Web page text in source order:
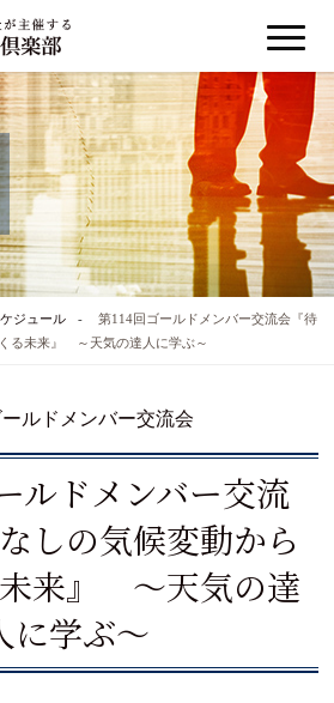
ジュール
第114回ゴールドメンバー交流会『待
る未来』 ～天気の達人に学ぶ～
ルドメンバー交流会
ルドメンバー交流
しの気候変動から
来』 ～天気の達
に学ぶ～